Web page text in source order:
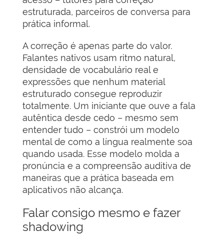
estruturada, parceiros de conversa para
prática informal.
A correção é apenas parte do valor.
Falantes nativos usam ritmo natural,
densidade de vocabulário real e
expressões que nenhum material
estruturado consegue reproduzir
totalmente. Um iniciante que ouve a fala
autêntica desde cedo – mesmo sem
entender tudo – constrói um modelo
mental de como a língua realmente soa
quando usada. Esse modelo molda a
pronúncia e a compreensão auditiva de
maneiras que a prática baseada em
aplicativos não alcança.
Falar consigo mesmo e fazer
shadowing